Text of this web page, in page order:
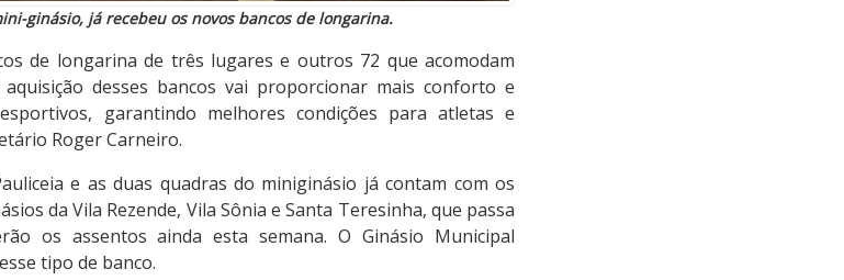
ginásio, já recebeu os novos bancos de longarina.
de longarina de três lugares e outros 72 que acomodam
aquisição desses bancos vai proporcionar mais conforto e
garantindo melhores condições para atletas e
Roger Carneiro.
e as duas quadras do miniginásio já contam com os
da Vila Rezende, Vila Sônia e Santa Teresinha, que passa
os assentos ainda esta semana. O Ginásio Municipal
tipo de banco.